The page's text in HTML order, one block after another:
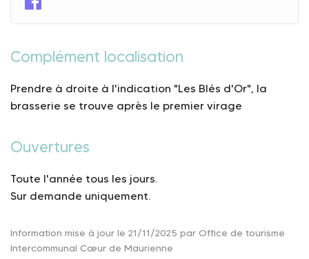
Complément localisation
Prendre à droite à l'indication "Les Blés d'Or", la
brasserie se trouve après le premier virage
Ouvertures
Toute l'année tous les jours.
Sur demande uniquement.
Information mise à jour le 21/11/2025 par Office de tourisme
Intercommunal Cœur de Maurienne